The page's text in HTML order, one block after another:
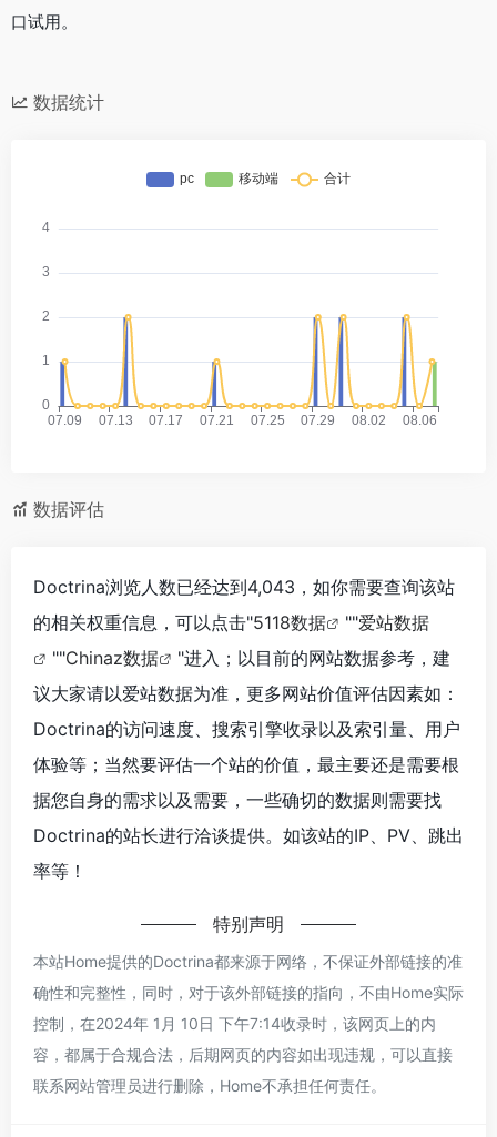
口试用。
数据统计
数据评估
Doctrina浏览人数已经达到4,043，如你需要查询该站
的相关权重信息，可以点击"5118数据 ""爱站数据
""Chinaz数据
"进入；以目前的网站数据参考，建
议大家请以爱站数据为准，更多网站价值评估因素如：
Doctrina的访问速度、搜索引擎收录以及索引量、用户
体验等；当然要评估一个站的价值，最主要还是需要根
据您自身的需求以及需要，一些确切的数据则需要找
Doctrina的站长进行洽谈提供。如该站的IP、PV、跳出
率等！
特别声明
本站Home提供的Doctrina都来源于网络，不保证外部链接的准
确性和完整性，同时，对于该外部链接的指向，不由Home实际
控制，在2024年 1月 10日 下午7:14收录时，该网页上的内
容，都属于合规合法，后期网页的内容如出现违规，可以直接
联系网站管理员进行删除，Home不承担任何责任。